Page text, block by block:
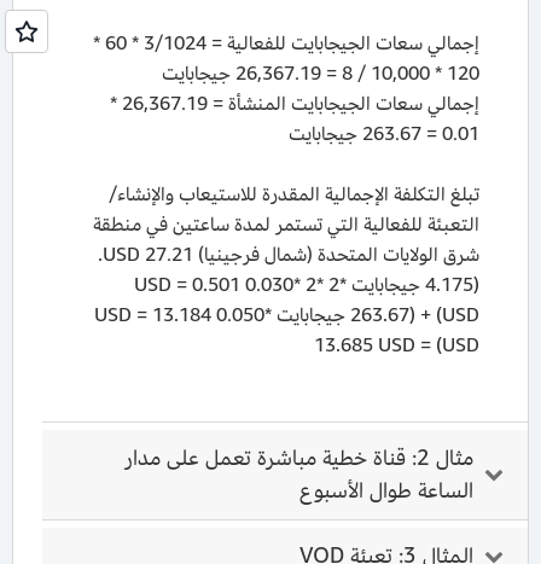
إجمالي سعات الجيجابايت للفعالية = 3/1024 * 60 *
120 * 10,000 / 8 = 26,367.19 جيجابايت
إجمالي سعات الجيجابايت المنشأة = 26,367.19 *
0.01 = 263.67 جيجابايت
تبلغ التكلفة الإجمالية المقدرة للاستيعاب والإنشاء/
التعبئة للفعالية التي تستمر لمدة ساعتين في منطقة
شرق الولايات المتحدة (شمال فرجينيا) 27.21 USD.
(4.175 جيجابايت *2 *2 *0.030 USD = 0.501
USD) + (263.67 جيجابايت *0.050 USD = 13.184
USD) = 13.685 USD
مثال 2: قناة خطية مباشرة تعمل على مدار
الساعة طوال الأسبوع
المثال 3: تعبئة VOD